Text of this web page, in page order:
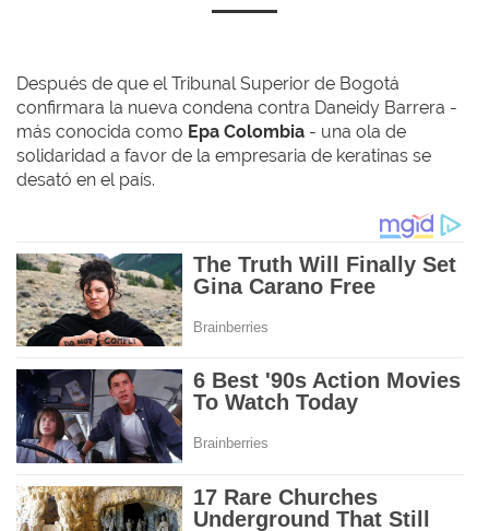
Después de que el Tribunal Superior de Bogotá
confirmara la nueva condena contra Daneidy Barrera -
más conocida como Epa Colombia - una ola de
solidaridad a favor de la empresaria de keratinas se
desató en el país.